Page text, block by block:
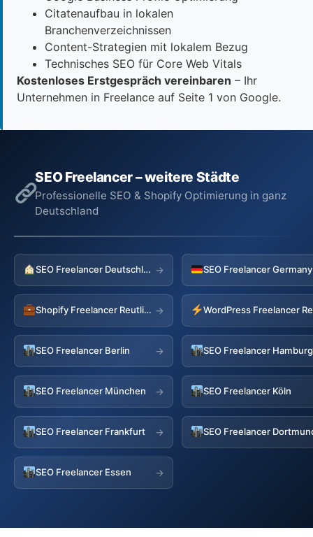
Citatenaufbau in lokalen
Branchenverzeichnissen
Content-Strategien mit lokalem Bezug
Technisches SEO für Core Web Vitals
Kostenloses Erstgespräch vereinbaren – Ihr
Unternehmen in Freelance auf Seite 1 von Google.
SEO Freelancer – weitere Städte
Professionelle SEO & Shopify Optimierung in ganz
Deutschland
SEO Freelancer Deutschland →
Shopify Freelancer Reutlingen → WordPress Freelancer
SEO Freelancer Berlin → SEO Freelancer Hamburg
SEO Freelancer München → SEO Freelancer Köln
SEO Freelancer Frankfurt → SEO Freelancer
SEO Freelancer Essen →